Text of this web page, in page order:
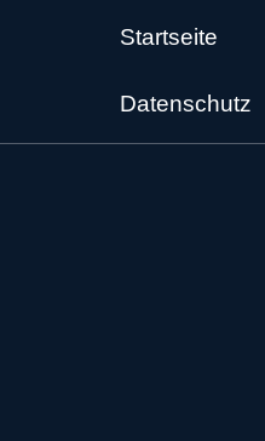
Startseite
Datenschutz